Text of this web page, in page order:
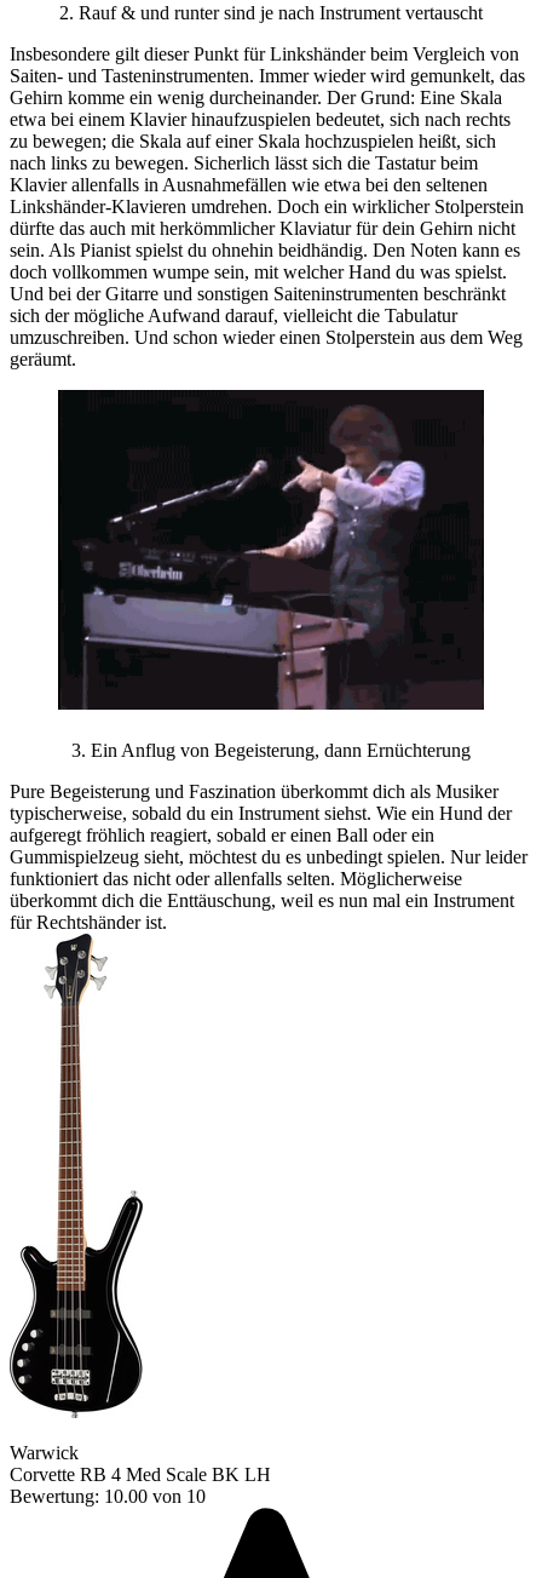
2. Rauf & und runter sind je nach Instrument vertauscht
Insbesondere gilt dieser Punkt für Linkshänder beim Vergleich von
Saiten- und Tasteninstrumenten. Immer wieder wird gemunkelt, das
Gehirn komme ein wenig durcheinander. Der Grund: Eine Skala
etwa bei einem Klavier hinaufzuspielen bedeutet, sich nach rechts
zu bewegen; die Skala auf einer Skala hochzuspielen heißt, sich
nach links zu bewegen. Sicherlich lässt sich die Tastatur beim
Klavier allenfalls in Ausnahmefällen wie etwa bei den seltenen
Linkshänder-Klavieren umdrehen. Doch ein wirklicher Stolperstein
dürfte das auch mit herkömmlicher Klaviatur für dein Gehirn nicht
sein. Als Pianist spielst du ohnehin beidhändig. Den Noten kann es
doch vollkommen wumpe sein, mit welcher Hand du was spielst.
Und bei der Gitarre und sonstigen Saiteninstrumenten beschränkt
sich der mögliche Aufwand darauf, vielleicht die Tabulatur
umzuschreiben. Und schon wieder einen Stolperstein aus dem Weg
geräumt.
3. Ein Anflug von Begeisterung, dann Ernüchterung
Pure Begeisterung und Faszination überkommt dich als Musiker
typischerweise, sobald du ein Instrument siehst. Wie ein Hund der
aufgeregt fröhlich reagiert, sobald er einen Ball oder ein
Gummispielzeug sieht, möchtest du es unbedingt spielen. Nur leider
funktioniert das nicht oder allenfalls selten. Möglicherweise
überkommt dich die Enttäuschung, weil es nun mal ein Instrument
für Rechtshänder ist.
Warwick
Corvette RB 4 Med Scale BK LH
Bewertung: 10.00 von 10